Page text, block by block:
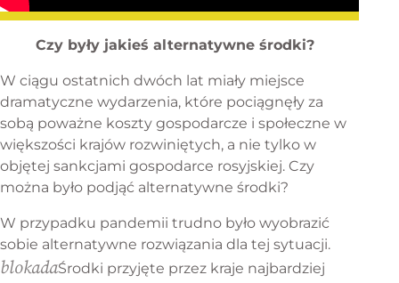
Czy były jakieś alternatywne środki?
W ciągu ostatnich dwóch lat miały miejsce
dramatyczne wydarzenia, które pociągnęły za
sobą poważne koszty gospodarcze i społeczne w
większości krajów rozwiniętych, a nie tylko w
objętej sankcjami gospodarce rosyjskiej. Czy
można było podjąć alternatywne środki?
W przypadku pandemii trudno było wyobrazić
sobie alternatywne rozwiązania dla tej sytuacji.
blokadaŚrodki przyjęte przez kraje najbardziej